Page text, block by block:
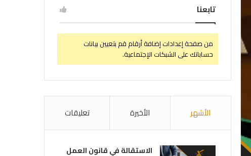
تابعنا
من صفحة إعدادات إضافة أرقام قم بتعيين بيانات
حساباتك على الشبكات الإجتماعية.
الأشهر الأخيرة تعليقات
الاستقالة في قانون العمل